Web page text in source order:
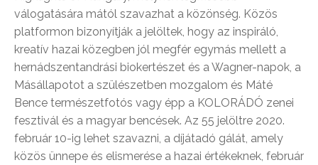
válogatására mától szavazhat a közönség. Közös
platformon bizonyítják a jelöltek, hogy az inspiráló,
kreatív hazai közegben jól megfér egymás mellett a
hernádszentandrási biokertészet és a Wagner-napok, a
Másállapotot a szülészetben mozgalom és Máté
Bence természetfotós vagy épp a KOLORÁDÓ zenei
fesztivál és a magyar bencések. Az 55 jelöltre 2020.
február 10-ig lehet szavazni, a díjátadó gálát, amely
közös ünnepe és elismerése a hazai értékeknek, február